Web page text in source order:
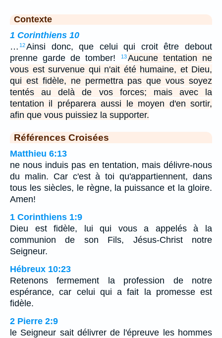
Contexte
1 Corinthiens 10
… 12Ainsi donc, que celui qui croit être debout
prenne garde de tomber!
13Aucune tentation ne
vous est survenue qui n'ait été humaine, et Dieu,
qui est fidèle, ne permettra pas que vous soyez
tentés au delà de vos forces; mais avec la
tentation il préparera aussi le moyen d'en sortir,
afin que vous puissiez la supporter.
Références Croisées
Matthieu 6:13
ne nous induis pas en tentation, mais délivre-nous
du malin. Car c'est à toi qu'appartiennent, dans
tous les siècles, le règne, la puissance et la gloire.
Amen!
1 Corinthiens 1:9
Dieu est fidèle, lui qui vous a appelés à la
communion de son Fils, Jésus-Christ notre
Seigneur.
Hébreux 10:23
Retenons fermement la profession de notre
espérance, car celui qui a fait la promesse est
fidèle.
2 Pierre 2:9
le Seigneur sait délivrer de l'épreuve les hommes